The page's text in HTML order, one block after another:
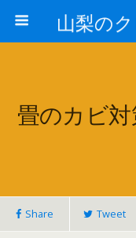
畳のカビ
Share Tweet